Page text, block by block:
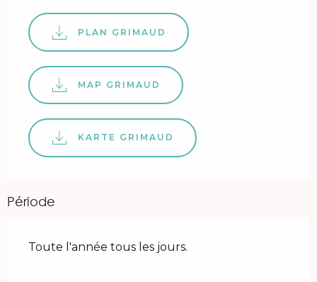
PLAN GRIMAUD
MAP GRIMAUD
KARTE GRIMAUD
Période
Toute l'année tous les jours.